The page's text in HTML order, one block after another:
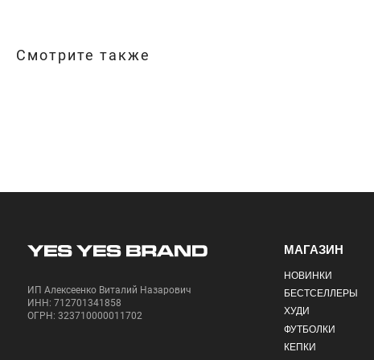
Смотрите также
ИНН: 712701341858